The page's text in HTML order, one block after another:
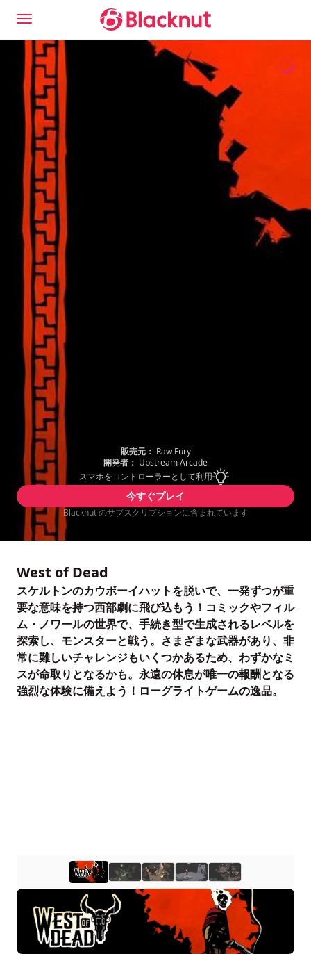
販売元： Raw Fury
開発者： Upstream Arcade
スマホをコントローラーとして利用
今すぐプレイ
Blacknut のサブスクリプションに含まれています
West of Dead
スケルトンのカウボーイハットを脱いで、一発ずつが重
要な意味を持つ西部劇に飛び込もう！コミックやフィル
ム・ノワールの世界で、手続き型で生成されるレベルを
探索し、モンスターと戦う。さまざまな武器があり、非
常に難しいチャレンジもいくつかあるため、わずかなミ
スが命取りとなるかも。永遠の休息が唯一の報酬となる
強烈な体験に備えよう！ローグライトゲームの逸品。